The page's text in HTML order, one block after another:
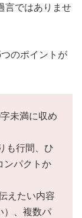
言ではありませ
のポイントが
未満に収め
も行間、ひ
ンパクトか
えたい内容
）、複数パ